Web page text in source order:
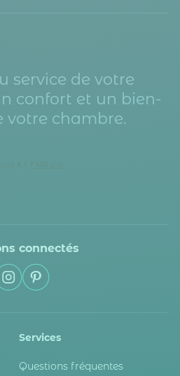
service de votre
confort et un bien-
chambre.
connectés
Services
Questions fréquentes